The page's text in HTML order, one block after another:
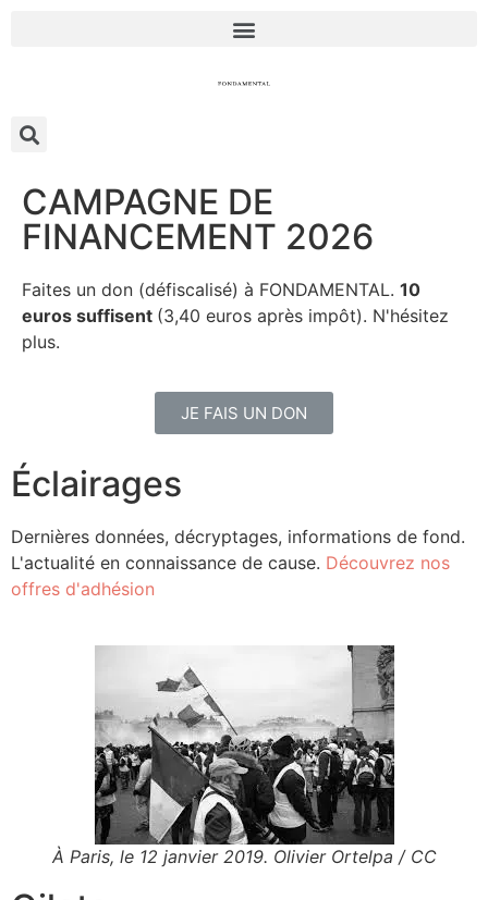
CAMPAGNE DE
FINANCEMENT 2026
Faites un don (défiscalisé) à FONDAMENTAL. 10
euros suffisent (3,40 euros après impôt). N'hésitez
plus.
JE FAIS UN DON
Éclairages
Dernières données, décryptages, informations de fond.
L'actualité en connaissance de cause. Découvrez nos
offres d'adhésion
À Paris, le 12 janvier 2019. Olivier Ortelpa / CC